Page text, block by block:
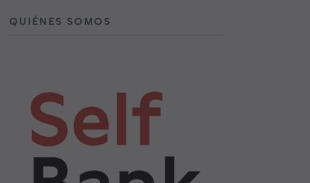
QUIÉNES SOMOS